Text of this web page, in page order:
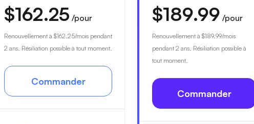
$162.25 /pour
Renouvellement à $162.25/mois pendant
2 ans. Résiliation possible à tout moment.
Commander
$189.99 /pour
Renouvellement à $189.99/mois
pendant 2 ans. Résiliation possible à
tout moment.
Commander